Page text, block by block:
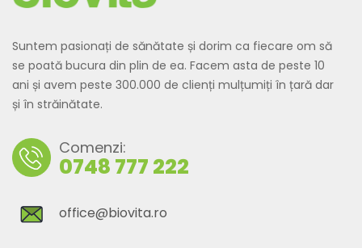
Suntem pasionați de sănătate și dorim ca fiecare om să
se poată bucura din plin de ea. Facem asta de peste 10
ani și avem peste 300.000 de clienți mulțumiți în țară dar
și în străinătate.
Comenzi:
0748 777 222
office@biovita.ro